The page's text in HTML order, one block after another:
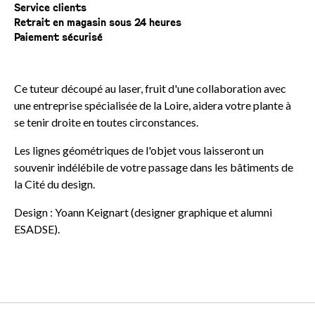
Service clients
Retrait en magasin sous 24 heures
Paiement sécurisé
Ce tuteur découpé au laser, fruit d'une collaboration avec
une entreprise spécialisée de la Loire, aidera votre plante à
se tenir droite en toutes circonstances.
Les lignes géométriques de l'objet vous laisseront un
souvenir indélébile de votre passage dans les bâtiments de
la Cité du design.
Design : Yoann Keignart(designer graphique et alumni
ESADSE).